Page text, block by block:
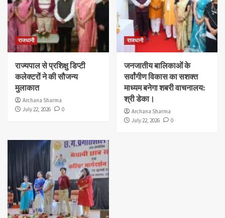
राजधानी
राज्यपाल से प्रशिक्षु डिप्टी
कलेक्टरों ने की सौजन्य
मुलाकात
Archana Sharma
July 22, 2026
0
राजधानी
जनजातीय बालिकाओं के
सर्वांगीण विकास का सशक्त
माध्यम बनेगा शबरी वाचनालय:
श्री डेका।
Archana Sharma
July 22, 2026
0